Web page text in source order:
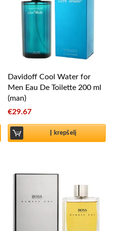
Davidoff Cool Water for
Men Eau De Toilette 200 ml
(man)
€29.67
Į krepšelį